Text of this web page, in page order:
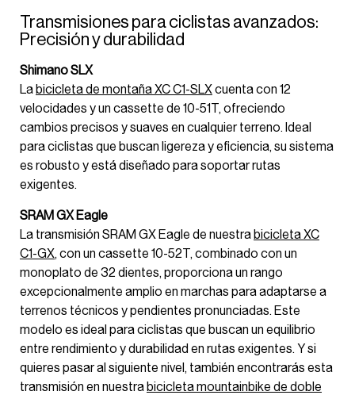
Transmisiones para ciclistas avanzados:
Precisión y durabilidad
Shimano SLX
Labicicleta de montaña XC C1-SLXcuenta con 12
velocidades y un cassette de 10-51T, ofreciendo
cambios precisos y suaves en cualquier terreno. Ideal
para ciclistas que buscan ligereza y eficiencia, su sistema
es robusto y está diseñado para soportar rutas
exigentes.
SRAM GX Eagle
La transmisión SRAM GX Eagle de nuestrabicicleta XC
C1-GX, con un cassette 10-52T, combinado con un
monoplato de 32 dientes, proporciona un rango
excepcionalmente amplio en marchas para adaptarse a
terrenos técnicos y pendientes pronunciadas. Este
modelo es ideal para ciclistas que buscan un equilibrio
entre rendimiento y durabilidad en rutas exigentes. Y si
quieres pasar al siguiente nivel, también encontrarás esta
transmisión en nuestrabicicleta mountainbike de doble